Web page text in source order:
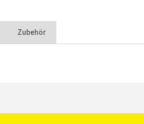
Zubehör